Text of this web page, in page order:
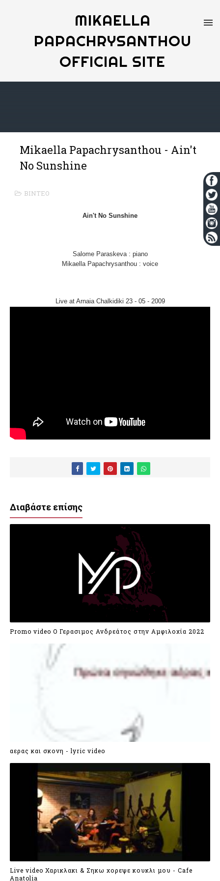
MIKAELLA
PAPACHRYSANTHOU
OFFICIAL SITE
Mikaella Papachrysanthou - Ain't
No Sunshine
ΒΙΝΤΕΟ
Ain't No Sunshine
Salome Paraskeva : piano
Mikaella Papachrysanthou : voice
Live at Arnaia Chalkidiki 23 - 05 - 2009
Διαβάστε επίσης
Promo video Ο Γερασιμος Ανδρεάτος στην Αμφιλοχία 2022
αερας και σκονη - lyric video
Live video Χαρικλακι & Σηκω χορεψε κουκλι μου - Cafe
Anatolia